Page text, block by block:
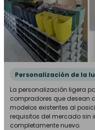
Personalización de la
La personalización ligera
compradores que desean
modelos existentes al
requisitos del mercado sin
completamente nuevo.